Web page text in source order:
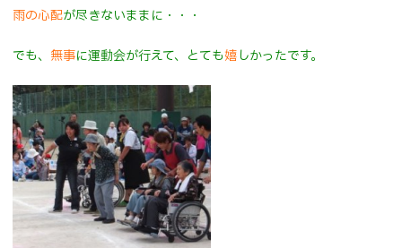
雨の心配が尽きないままに・・・
でも、 無事に運動会が行えて、とても嬉しかったです。